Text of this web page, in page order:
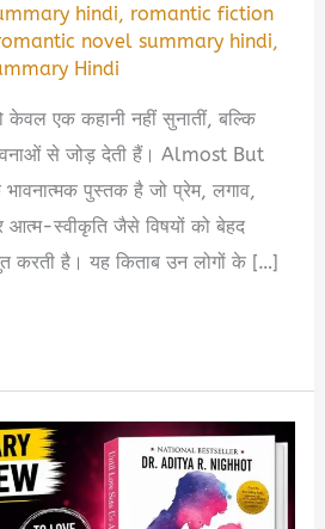
hindi, romantic fiction
novel summary hindi,
Hindi
केवल एक कहानी नहीं सुनातीं, बल्कि
से जोड़ देती हैं। Almost But
पुस्तक है जो प्रेम, लगाव,
आत्म-स्वीकृति जैसे विषयों को बेहद
करती है। यह किताब उन लोगों के […]